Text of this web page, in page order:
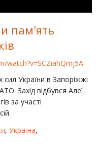
пам'ять
watch?v=SCZiahQmj5A
України в Запоріжжі
Захід відбувся Алеї
за участі
, Україна,